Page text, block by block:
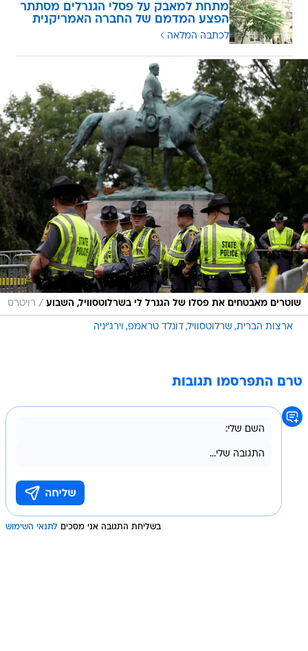
מתחת למאבק על פסלי הגנרלים מסתתר
הפצע המדמם של החברה האמריקנית
לכתבה המלאה
שוטרים מאבטחים את פסלו של הגנרל לי בשרלוטסוויל, השבוע / רויטרס
ארצות הברית שרלוטסוויל דונלד טראמפ וירג'יניה
טרם התפרסמו תגובות
בשליחת התגובה אני מסכים לתנאי השימוש